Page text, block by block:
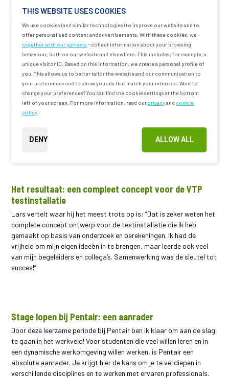
THIS WEBSITE USES COOKIES
We use cookies (and similar technologies) to improve our website and to
offer personalised content and advertisements. With these cookies, we -
together with our partners - collect information about your browsing
behaviour, both on our website and elsewhere. This includes, for example, a
unique visitor ID. Based on this information, we create a personal profile of
you. This allows us to better tailor the website and our communication to
your preferences and to show you ads that match your interests. Want to
change your preferences? You can find the cookie settings at the bottom
left of your screen. For more information, read our privacyand cookie
policy
DENY ALLOW ALL
verschillende disciplines binnen het bedrijf. Iedereen had een
waardevolle bijdrage te leveren, wat resulteerde in een breed
scala aan input en inzichten.
De belangrijkste leermomenten
Naast de technische kennis over pompen en stromingsleer, heb ik
veel geleerd over teamwork, projectmatig werken en
communicatie. Het was een waardevolle ervaring om in zo’n groot
en professioneel bedrijf te werken, waar zoveel verschillende
disciplines zo goed op elkaar ingespeeld zijn.”
Het resultaat: een compleet concept voor de VTP
testinstallatie
Lars vertelt waar hij het meest trots op is: “Dat is zeker weten het
complete concept ontwerp voor de testinstallatie die ik heb
gemaakt op basis van onderzoek en berekeningen. Ik had de
vrijheid om mijn eigen ideeën in te brengen, maar leerde ook veel
van mijn begeleiders en collega’s. Samenwerking was de sleutel tot
succes!”
Stage lopen bij Pentair: een aanrader
Door deze leerzame periode bij Pentair ben ik klaar om aan de slag
te gaan in het werkveld! Voor studenten die veel willen leren en in
een dynamische werkomgeving willen werken, is Pentair een
absolute aanrader. Je krijgt hier de kans om je te verdiepen in
verschillende disciplines en te werken met ervaren professionals.